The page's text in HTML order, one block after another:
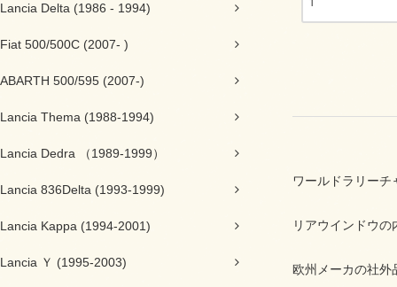
Lancia Delta (1986 - 1994)
Fiat 500/500C (2007- )
ABARTH 500/595 (2007-)
Lancia Thema (1988-1994)
Lancia Dedra （1989-1999）
Lancia 836Delta (1993-1999)
Lancia Kappa (1994-2001)
Lancia Ｙ (1995-2003)
ワールドラリー
リアウインドウ
欧州メーカの社外